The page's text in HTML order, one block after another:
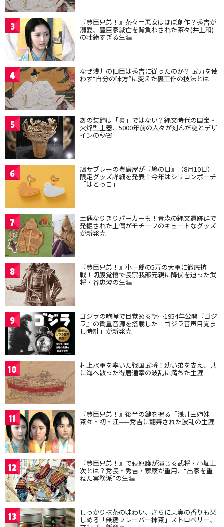
3 『豊臣兄弟！』茶々＝悪女はほぼ創作？秀吉が
溺愛、豊臣家滅亡を背負わされた茶々(井上和)
の壮絶すぎる生涯
4 なぜ浅井の旧臣は秀吉に従ったのか？ 武力を使
わず“自分の味方”に変えた裏工作の技法とは
5 あの装飾は「炎」ではない？縄文時代の国宝・
火焔型土器、5000年前の人々が刻んだ謎とデザ
インの秘密
6 鳩サブレーの豊島屋が『鳩の日』（8月10日）
限定グッズ詳細を発表！今年はシリコンポーチ
「はとっこ」
7 土偶なりきりパーカーも！青森の縄文遺跡群で
発掘された土偶がモチーフのキュートなグッズ
が新発売
8 『豊臣兄弟！』小一郎の5万の大軍に徹底抗
戦！切腹覚悟で長宗我部元親に降伏を迫った武
将・谷忠澄の生涯
9 ゴジラの咆哮で目覚める朝…1954年公開『ゴジ
ラ』の貴重音源を搭載した「ゴジラ音声目覚ま
し時計」が新発売
10 村上水軍を率いた戦国武将！幼い弟を支え、共
に海へ散った得居通幸の波乱に満ちた生涯
11 『豊臣兄弟！』後半の鍵を握る「浅井三姉妹」
茶々・初・江——秀吉に翻弄された波乱の生涯
12 『豊臣兄弟！』で萩原護が演じる武将・小堀正
次とは？秀長・秀吉・家康が重用、“出家を重
ねた実務派”の生涯
13 しっかり抹茶の味わい、さらに果実の香りも楽
しめる「無糖フレーバー抹茶」ストロベリー、